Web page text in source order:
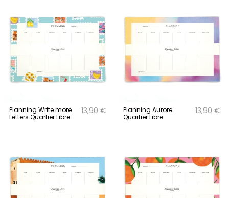
Planning Write more
Letters Quartier Libre
13,90 €
Planning Aurore
Quartier Libre
13,90 €